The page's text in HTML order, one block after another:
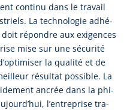
con­ti­nu dans le tra­vail
La tech­no­lo­gie ad­hé­
ré­pon­dre aux exi­gen­ces
mi­se sur u­ne sé­cu­ri­té
la qua­li­té et de
ré­sul­tat pos­si­ble. La
an­crée dans la phi­
l’en­tre­pri­se tra­